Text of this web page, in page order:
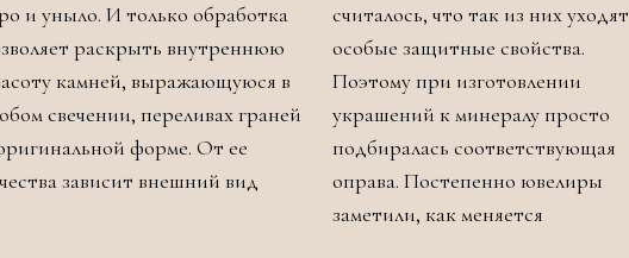
и уныло. И только обработка
раскрыть внутреннюю
камней, выражающуюся в
свечении, переливах граней
форме. От ее
зависит внешний вид
считалось, что так из них уходят
особые защитные свойства.
Поэтому при изготовлении
украшений к минералу просто
подбиралась соответствующая
оправа. Постепенно ювелиры
заметили, как меняется